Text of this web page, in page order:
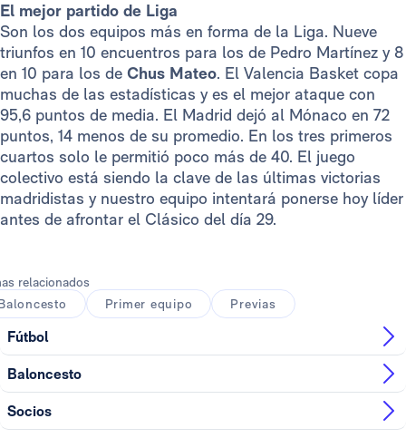
El mejor partido de Liga
Son los dos equipos más en forma de la Liga. Nueve
triunfos en 10 encuentros para los de Pedro Martínez y 8
en 10 para los de Chus Mateo. El Valencia Basket copa
muchas de las estadísticas y es el mejor ataque con
95,6 puntos de media. El Madrid dejó al Mónaco en 72
puntos, 14 menos de su promedio. En los tres primeros
cuartos solo le permitió poco más de 40. El juego
colectivo está siendo la clave de las últimas victorias
madridistas y nuestro equipo intentará ponerse hoy líder
antes de afrontar el Clásico del día 29.
relacionados
Primer equipo Previas
Fútbol
Baloncesto
Socios